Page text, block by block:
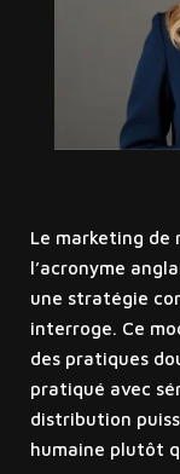
Le marketing de
l’acronyme
une stratégie
interroge. Ce
des pratiques
pratiqué avec
distribution
humaine plutôt